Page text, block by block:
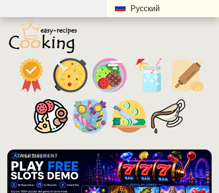
Русский
ADVERTISEMENT